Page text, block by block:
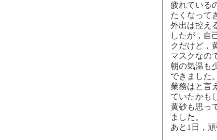
疲れている
たくなって
外出は控え
したが，自
クだけど，
マスクなの
朝の気温も
できました
業務はと言
ていたかも
黄砂も思っ
ました。
あと1日，